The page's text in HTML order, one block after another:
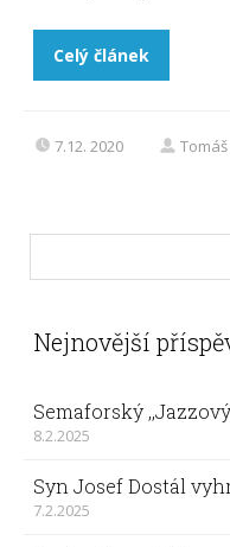
Celý článek
7.12. 2020
Nejnovější
Semaforský
8.2.2025
Syn Josef Dostál
7.2.2025